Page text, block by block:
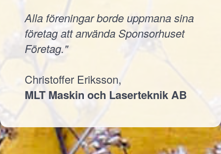
Alla föreningar borde uppmana sina
företag att använda Sponsorhuset
Företag."
Christoffer Eriksson,
MLT Maskin och Laserteknik AB